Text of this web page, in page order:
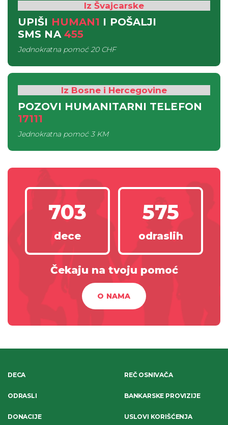
Iz Švajcarske
UPIŠI HUMAN1 I POŠALJI
SMS NA 455
Jednokratna pomoć20 CHF
Iz Bosne i Hercegovine
POZOVI HUMANITARNI TELEFON
17111
Jednokratna pomoć3 KM
703
dece
575
odraslih
Čekaju na tvoju pomoć
O NAMA
DECA
ODRASLI
DONACIJE
REČ OSNIVAČA
BANKARSKE PROVIZIJE
USLOVI KORIŠĆENJA